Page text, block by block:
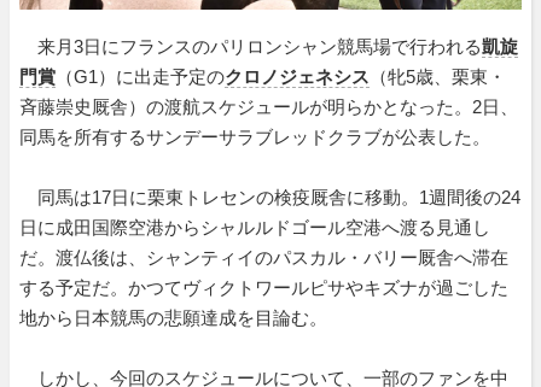
来月3日にフランスのパリロンシャン競馬場で行われる凱旋
門賞 （G1）に出走予定のクロノジェネシス （牝5歳、栗東・
斉藤崇史厩舎）の渡航スケジュールが明らかとなった。2日、
同馬を所有するサンデーサラブレッドクラブが公表した。
同馬は17日に栗東トレセンの検疫厩舎に移動。1週間後の24
日に成田国際空港からシャルルドゴール空港へ渡る見通し
だ。渡仏後は、シャンティイのパスカル・バリー厩舎へ滞在
する予定だ。かつてヴィクトワールピサやキズナが過ごした
地から日本競馬の悲願達成を目論む。
しかし、今回のスケジュールについて、一部のファンを中